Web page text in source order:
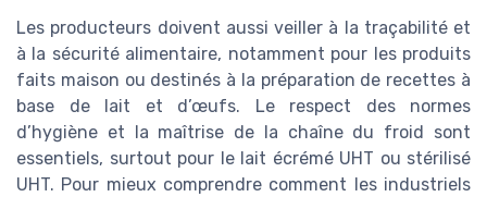
Les producteurs doivent aussi veiller à la traçabilité et
à la sécurité alimentaire, notamment pour les produits
faits maison ou destinés à la préparation de recettes à
base de lait et d’œufs. Le respect des normes
d’hygiène et la maîtrise de la chaîne du froid sont
essentiels, surtout pour le lait écrémé UHT ou stérilisé
UHT. Pour mieux comprendre comment les industriels